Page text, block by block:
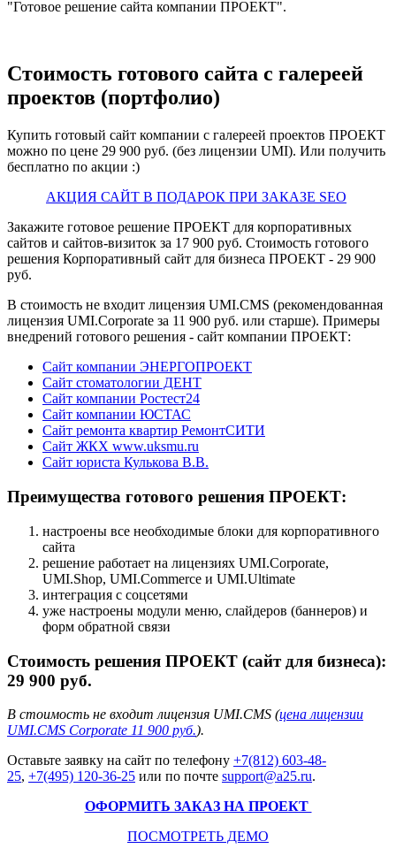
"Готовое решение сайта компании ПРОЕКТ".
Стоимость готового сайта с галереей
проектов (портфолио)
Купить готовый сайт компании с галереей проектов ПРОЕКТ
можно по цене 29 900 руб. (без лицензии UMI). Или получить
бесплатно по акции :)
АКЦИЯ САЙТ В ПОДАРОК ПРИ ЗАКАЗЕ SEO
Закажите готовое решение ПРОЕКТ для корпоративных
сайтов и сайтов-визиток за 17 900 руб. Стоимость готового
решения Корпоративный сайт для бизнеса ПРОЕКТ - 29 900
руб.
В стоимость не входит лицензия UMI.CMS (рекомендованная
лицензия UMI.Corporate за 11 900 руб. или старше). Примеры
внедрений готового решения - сайт компании ПРОЕКТ:
Сайт компании ЭНЕРГОПРОЕКТ
Сайт стоматологии ДЕНТ
Сайт компании Ростест24
Сайт компании ЮСТАС
Сайт ремонта квартир РемонтСИТИ
Сайт ЖКХ www.uksmu.ru
Сайт юриста Кулькова В.В.
Преимущества готового решения ПРОЕКТ:
настроены все необходимые блоки для корпоративного
сайта
решение работает на лицензиях UMI.Corporate,
UMI.Shop, UMI.Commerce и UMI.Ultimate
интеграция с соцсетями
уже настроены модули меню, слайдеров (баннеров) и
форм обратной связи
Стоимость решения ПРОЕКТ (сайт для бизнеса):
29 900 руб.
В стоимость не входит лицензия UMI.CMS (цена лицензии
UMI.CMS Corporate 11 900 руб.).
Оставьте заявку на сайт по телефону +7(812) 603-48-
25, +7(495) 120-36-25 или по почте support@a25.ru.
ОФОРМИТЬ ЗАКАЗ НА ПРОЕКТ
ПОСМОТРЕТЬ ДЕМО